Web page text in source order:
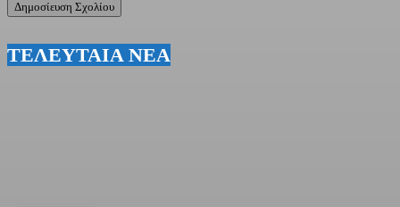
ΤΕΛΕΥΤΑΙΑ ΝΕΑ